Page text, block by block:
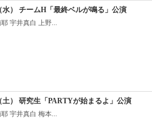
水） チームH「最終ベルが鳴る」公演
宇井真白 上野...
土） 研究生「PARTYが始まるよ」公演
宇井真白 梅本...